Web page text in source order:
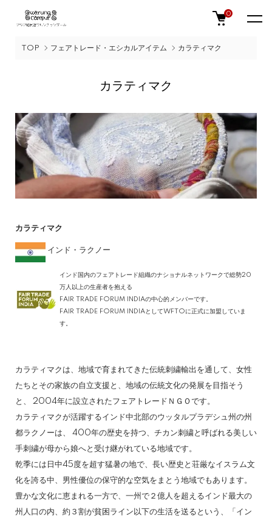
0
TOP フェアトレード・エシカルアイテム カラティマク
カラティマク
カラティマク
インド・ラクノー
インド国内のフェアトレード組織のナショナルネットワークで総勢20
万人以上の生産者を抱える
FAIR TRADE FORUM INDIAの中心的メンバーです。
FAIR TRADE FORUM INDIAとしてWFTOに正式に加盟していま
す。
カラティマクは、地域で育まれてきた伝統刺繍輸出を通して、女性
たちとその家族の自立支援と、地域の伝統文化の発展を目指そう
と、 2004年に設立されたフェアトレードＮＧＯです。
カラティマクが活躍するインド中北部のウッタルプラデシュ州の州
都ラクノーは、 400年の歴史を持つ、チカン刺繍と呼ばれる美しい
手刺繍が母から娘へと受け継がれている地域です。
乾季には日中45度を超す猛暑の地で、長い歴史と荘厳なイスラム文
化を誇る中、男性優位の保守的な空気をまとう地域でもあります。
豊かな文化に恵まれる一方で、一州で２億人を超えるインド最大の
州人口の内、約３割が貧困ライン以下の生活を送るという、「イン